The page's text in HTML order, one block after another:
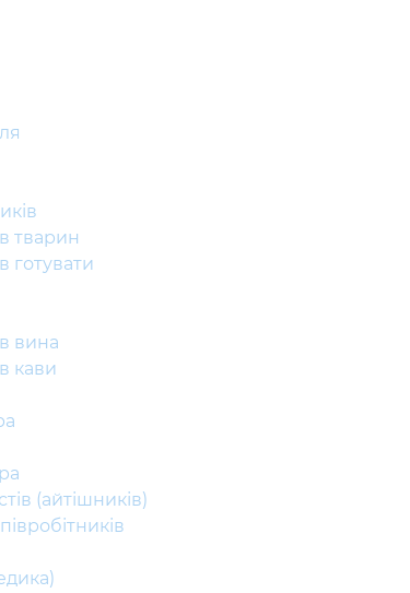
тварин
готувати
вина
кави
(айтішників)